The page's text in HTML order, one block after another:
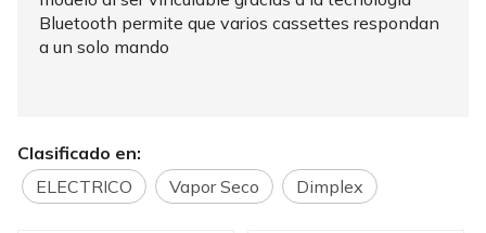
Bluetooth permite que varios cassettes respondan
a un solo mando
Clasificado en:
ELECTRICO
Vapor Seco Dimplex